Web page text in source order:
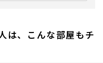
は、こんな部屋もチ